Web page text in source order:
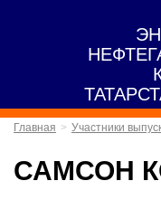
Главная Участники
САМСОН